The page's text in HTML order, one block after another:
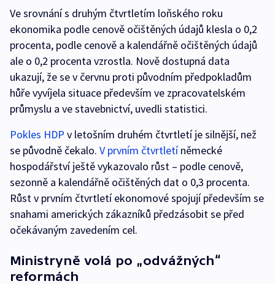
Ve srovnání s druhým čtvrtletím loňského roku
ekonomika podle cenově očištěných údajů klesla o 0,2
procenta, podle cenově a kalendářně očištěných údajů
ale o 0,2 procenta vzrostla. Nově dostupná data
ukazují, že se v červnu proti původním předpokladům
hůře vyvíjela situace především ve zpracovatelském
průmyslu a ve stavebnictví, uvedli statistici.
Pokles HDP v letošním druhém čtvrtletí je silnější, než
se původně čekalo. V prvním čtvrtletíněmecké
hospodářství ještě vykazovalo růst – podle cenově,
sezonně a kalendářně očištěných dat o 0,3 procenta.
Růst v prvním čtvrtletí ekonomové spojují především se
snahami amerických zákazníků předzásobit se před
očekávaným zavedením cel.
Ministryně volá po „odvážných“
reformách